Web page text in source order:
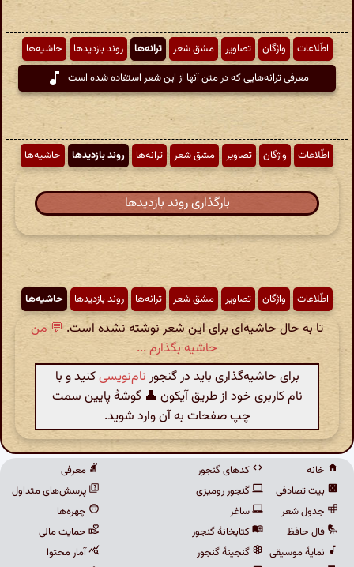
اطّلاعات واژگان تصاویر مشق شعر ترانه‌ها روند بازدیدها
حاشیه‌ها
معرفی ترانه‌هایی که در متن آنها از این شعر استفاده شده است
اطّلاعات واژگان تصاویر مشق شعر ترانه‌ها روند بازدیدها حاشیه‌ها
بارگذاری روند بازدیدها
اطّلاعات واژگان تصاویر مشق شعر ترانه‌ها روند بازدیدها حاشیه‌ها
تا به حال حاشیه‌ای برای این شعر نوشته نشده است. 💬 من
حاشیه بگذارم ...
برای حاشیه‌گذاری باید در گنجور نام‌نویسیکنید و با
نام کاربری خود از طریق آیکون 👤 گوشهٔ پایین سمت
چپ صفحات به آن وارد شوید.
خانه
بیت تصادفی
جدول شعر
فال حافظ
نمایهٔ موسیقی
کدهای گنجور
گنجور رومیزی
ساغر
کتابخانهٔ گنجور
گنجینهٔ گنجور
معرفی
پرسش‌های متداول
چهره‌ها
حمایت مالی
آمار محتوا